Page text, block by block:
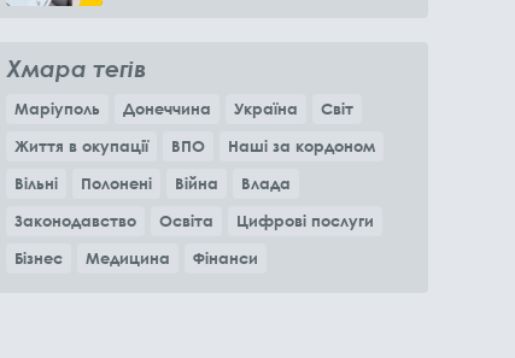
Хмара тегів
Маріуполь Донеччина Україна
Світ
Життя в окупації
ВПО
Наші за кордоном
Вільні
Полонені Війна
Влада
Законодавство
Освіта
Цифрові послуги
Бізнес
Медицина Фінанси